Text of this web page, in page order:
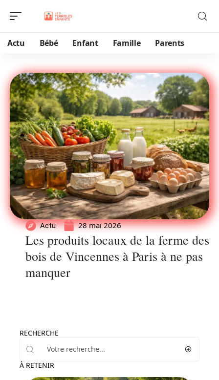
Actu Bébé Enfant Famille Parents
Actu 28 mai 2026
Les produits locaux de la ferme des
bois de Vincennes à Paris à ne pas
manquer
RECHERCHE
À RETENIR